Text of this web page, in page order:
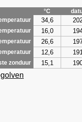
°C
34,6
16,0
26,6
12,6
zonduur 15,1